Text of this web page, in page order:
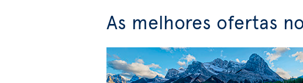
As melhores ofertas